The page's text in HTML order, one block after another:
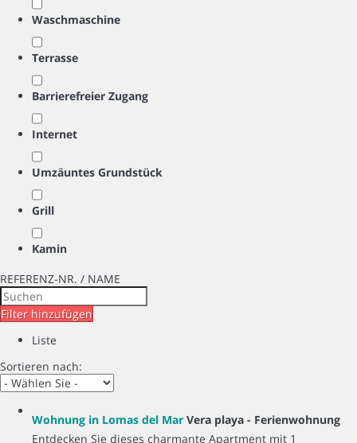
Waschmaschine
Terrasse
Barrierefreier Zugang
Internet
Umzäuntes Grundstück
Grill
Kamin
REFERENZ-NR. / NAME
Filter hinzufügen
Liste
Sortieren nach:
Wohnung in Lomas del Mar Vera playa - Ferienwohnung
Entdecken Sie dieses charmante Apartment mit 1